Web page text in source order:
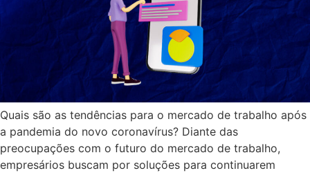
Quais são as tendências para o mercado de trabalho após
a pandemia do novo coronavírus? Diante das
preocupações com o futuro do mercado de trabalho,
empresários buscam por soluções para continuarem